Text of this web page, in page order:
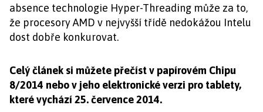
absence technologie Hyper-Threading může za to,
že procesory AMD v nejvyšší třídě nedokážou Intelu
dost dobře konkurovat.
Celý článek si můžete přečíst v papírovém Chipu
8/2014 nebo v jeho elektronické verzi pro tablety,
které vychází 25. července 2014.